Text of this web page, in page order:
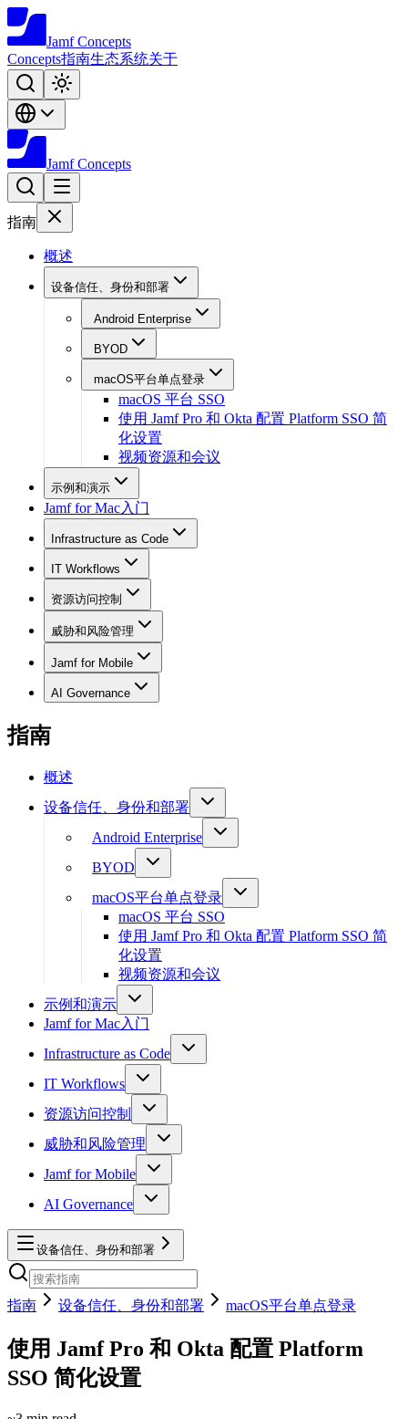
Jamf Concepts
Concepts指南生态系统关于
Jamf Concepts
指南
概述
设备信任、身份和部署
Android Enterprise
BYOD
macOS平台单点登录
macOS 平台 SSO
使用 Jamf Pro 和 Okta 配置 Platform SSO 简
化设置
视频资源和会议
示例和演示
Jamf for Mac入门
Infrastructure as Code
IT Workflows
资源访问控制
威胁和风险管理
Jamf for Mobile
AI Governance
指南
概述
设备信任、身份和部署
Android Enterprise
BYOD
macOS平台单点登录
macOS 平台 SSO
使用 Jamf Pro 和 Okta 配置 Platform SSO 简
化设置
视频资源和会议
示例和演示
Jamf for Mac入门
Infrastructure as Code
IT Workflows
资源访问控制
威胁和风险管理
Jamf for Mobile
AI Governance
设备信任、身份和部署
指南 设备信任、身份和部署 macOS平台单点登录
使用 Jamf Pro 和 Okta 配置 Platform
SSO 简化设置